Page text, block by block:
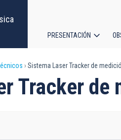
principal
PRESENTACIÓN
Sistema Laser Tracker de
Tracker de